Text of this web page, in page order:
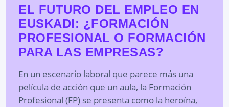
EL FUTURO DEL EMPLEO EN
EUSKADI: ¿FORMACIÓN
PROFESIONAL O FORMACIÓN
PARA LAS EMPRESAS?
En un escenario laboral que parece más una
película de acción que un aula, la Formación
Profesional (FP) se presenta como la heroína,